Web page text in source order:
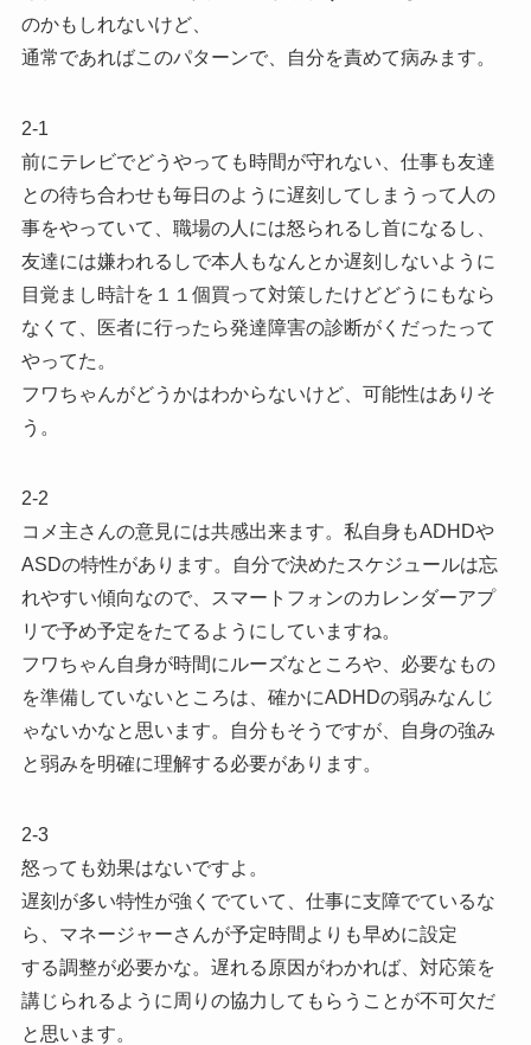
のかもしれないけど、
通常であればこのパターンで、自分を責めて病みます。
2-1
前にテレビでどうやっても時間が守れない、仕事も友達
との待ち合わせも毎日のように遅刻してしまうって人の
事をやっていて、職場の人には怒られるし首になるし、
友達には嫌われるしで本人もなんとか遅刻しないように
目覚まし時計を１１個買って対策したけどどうにもなら
なくて、医者に行ったら発達障害の診断がくだったって
やってた。
フワちゃんがどうかはわからないけど、可能性はありそ
う。
2-2
コメ主さんの意見には共感出来ます。私自身もADHDや
ASDの特性があります。自分で決めたスケジュールは忘
れやすい傾向なので、スマートフォンのカレンダーアプ
リで予め予定をたてるようにしていますね。
フワちゃん自身が時間にルーズなところや、必要なもの
を準備していないところは、確かにADHDの弱みなんじ
ゃないかなと思います。自分もそうですが、自身の強み
と弱みを明確に理解する必要があります。
2-3
怒っても効果はないですよ。
遅刻が多い特性が強くでていて、仕事に支障でているな
ら、マネージャーさんが予定時間よりも早めに設定
する調整が必要かな。遅れる原因がわかれば、対応策を
講じられるように周りの協力してもらうことが不可欠だ
と思います。